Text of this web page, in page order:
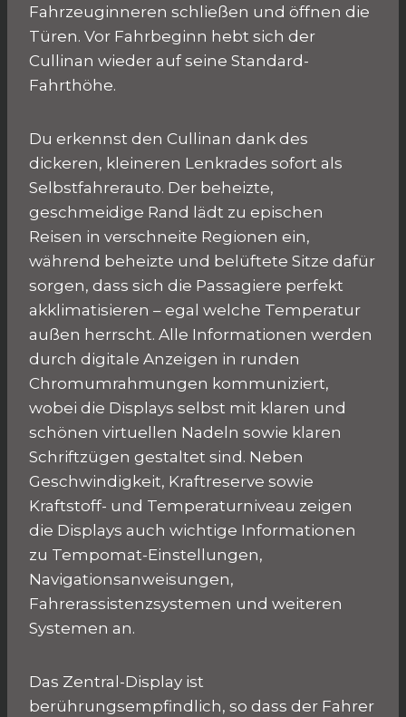
Fahrzeuginneren schließen und öffnen die
Türen. Vor Fahrbeginn hebt sich der
Cullinan wieder auf seine Standard-
Fahrthöhe.
Du erkennst den Cullinan dank des
dickeren, kleineren Lenkrades sofort als
Selbstfahrerauto. Der beheizte,
geschmeidige Rand lädt zu epischen
Reisen in verschneite Regionen ein,
während beheizte und belüftete Sitze dafür
sorgen, dass sich die Passagiere perfekt
akklimatisieren – egal welche Temperatur
außen herrscht. Alle Informationen werden
durch digitale Anzeigen in runden
Chromumrahmungen kommuniziert,
wobei die Displays selbst mit klaren und
schönen virtuellen Nadeln sowie klaren
Schriftzügen gestaltet sind. Neben
Geschwindigkeit, Kraftreserve sowie
Kraftstoff- und Temperaturniveau zeigen
die Displays auch wichtige Informationen
zu Tempomat-Einstellungen,
Navigationsanweisungen,
Fahrerassistenzsystemen und weiteren
Systemen an.
Das Zentral-Display ist
berührungsempfindlich, so dass der Fahrer